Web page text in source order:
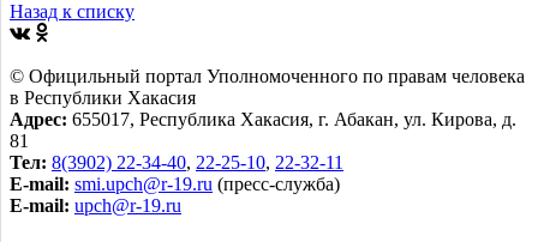
Назад к списку
© Официльный портал Уполномоченного по правам человека
в Республики Хакасия
Адрес: 655017, Республика Хакасия, г. Абакан, ул. Кирова, д.
81
Тел: 8(3902) 22-34-40, 22-25-10, 22-32-11
E-mail: smi.upch@r-19.ru (пресс-служба)
E-mail: upch@r-19.ru